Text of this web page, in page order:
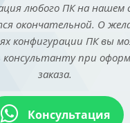
любого ПК на нашем
окончательной. О
конфигурации ПК вы
при
заказа.
Консультация